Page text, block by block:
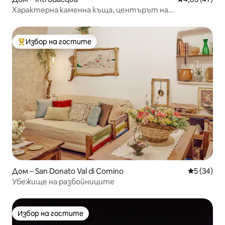
Характерна каменна къща, центърът на
Най-популярен избор на гостите
Избор на гостите
Дом – San Donato Val di Comino Средна
5 (34)
Убежище на разбойниците
Избор на гостите
Избор на гостите